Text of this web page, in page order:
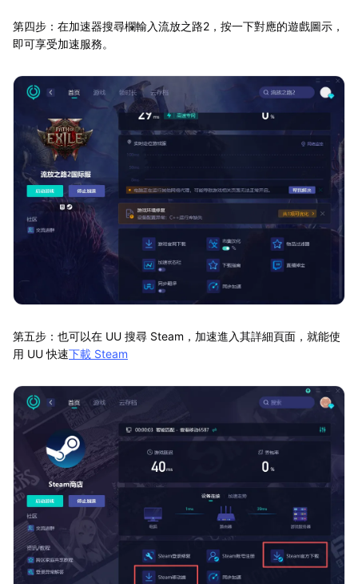
第四步：在加速器搜尋欄輸入流放之路2，按一下對應的遊戲圖示，
即可享受加速服務。
第五步：也可以在 UU 搜尋 Steam，加速進入其詳細頁面，就能使
用 UU 快速下載 Steam